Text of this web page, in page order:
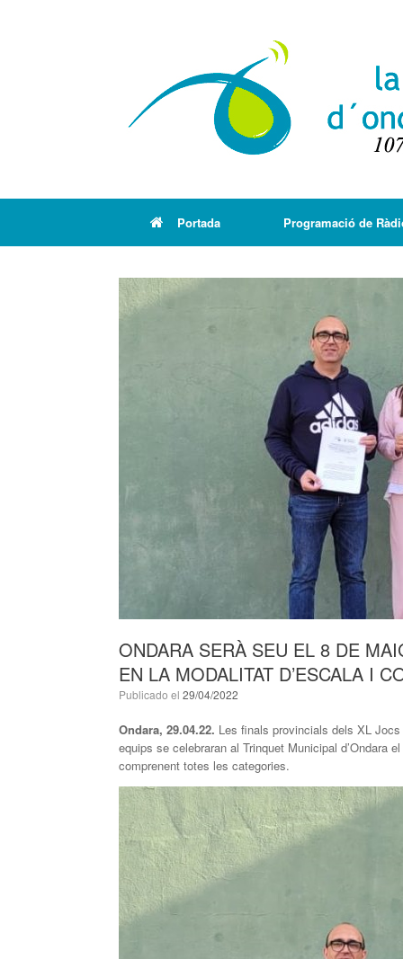
Portada Programació de
ONDARA SERÀ SEU EL 8 DE
EN LA MODALITAT D’ESCALA I
Publicado el 29/04/2022
Ondara, 29.04.22. Les finals provincials dels XL
equips se celebraran al Trinquet Municipal d’Ondara
comprenent totes les categories.